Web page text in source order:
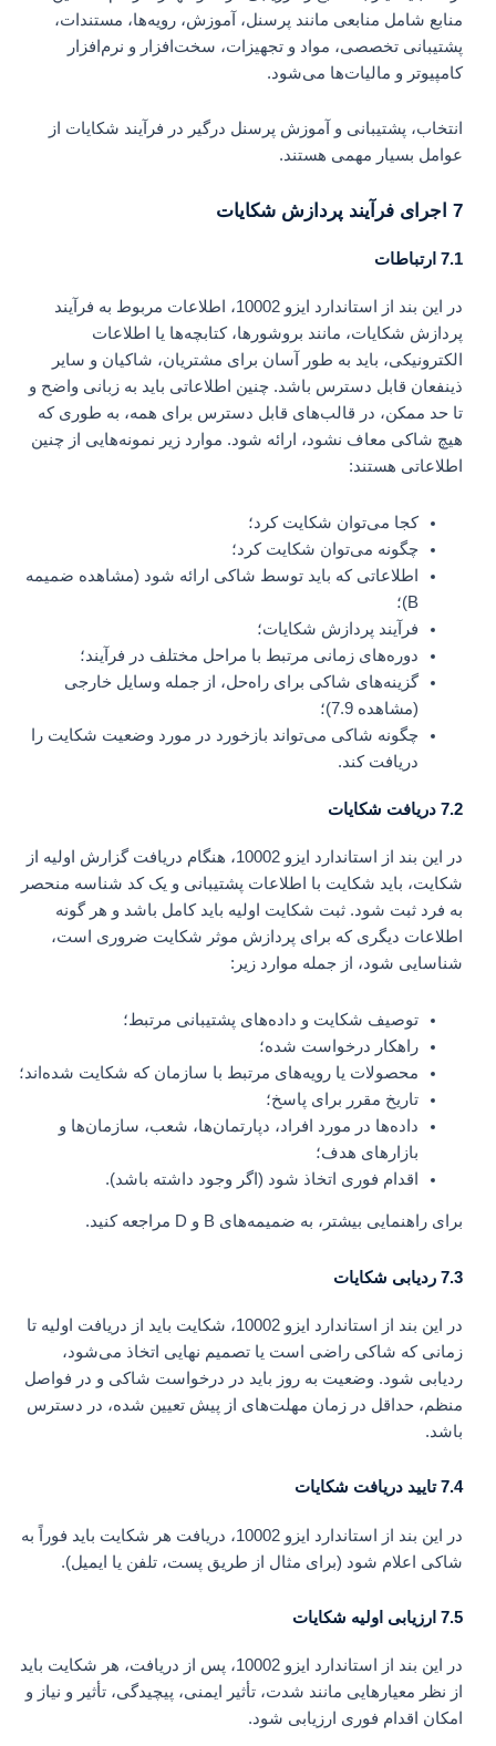
منابع شامل منابعی مانند پرسنل، آموزش، رویه‌ها، مستندات،
پشتیبانی تخصصی، مواد و تجهیزات، سخت‌افزار و نرم‌افزار
کامپیوتر و مالیات‌ها می‌شود.
انتخاب، پشتیبانی و آموزش پرسنل درگیر در فرآیند شکایات از
عوامل بسیار مهمی هستند.
7 اجرای فرآیند پردازش شکایات
7.1 ارتباطات
در این بند از استاندارد ایزو 10002، اطلاعات مربوط به فرآیند
پردازش شکایات، مانند بروشورها، کتابچه‌ها یا اطلاعات
الکترونیکی، باید به طور آسان برای مشتریان، شاکیان و سایر
ذینفعان قابل دسترس باشد. چنین اطلاعاتی باید به زبانی واضح و
تا حد ممکن، در قالب‌های قابل دسترس برای همه، به طوری که
هیچ شاکی معاف نشود، ارائه شود. موارد زیر نمونه‌هایی از چنین
اطلاعاتی هستند:
کجا می‌توان شکایت کرد؛
چگونه می‌توان شکایت کرد؛
اطلاعاتی که باید توسط شاکی ارائه شود (مشاهده ضمیمه
B)؛
فرآیند پردازش شکایات؛
دوره‌های زمانی مرتبط با مراحل مختلف در فرآیند؛
گزینه‌های شاکی برای راه‌حل، از جمله وسایل خارجی
(مشاهده 7.9)؛
چگونه شاکی می‌تواند بازخورد در مورد وضعیت شکایت را
دریافت کند.
7.2 دریافت شکایات
در این بند از استاندارد ایزو 10002، هنگام دریافت گزارش اولیه از
شکایت، باید شکایت با اطلاعات پشتیبانی و یک کد شناسه منحصر
به فرد ثبت شود. ثبت شکایت اولیه باید کامل باشد و هر گونه
اطلاعات دیگری که برای پردازش موثر شکایت ضروری است،
شناسایی شود، از جمله موارد زیر:
توصیف شکایت و داده‌های پشتیبانی مرتبط؛
راهکار درخواست شده؛
محصولات یا رویه‌های مرتبط با سازمان که شکایت شده‌اند؛
تاریخ مقرر برای پاسخ؛
داده‌ها در مورد افراد، دپارتمان‌ها، شعب، سازمان‌ها و
بازارهای هدف؛
اقدام فوری اتخاذ شود (اگر وجود داشته باشد).
برای راهنمایی بیشتر، به ضمیمه‌های B و D مراجعه کنید.
7.3 ردیابی شکایات
در این بند از استاندارد ایزو 10002، شکایت باید از دریافت اولیه تا
زمانی که شاکی راضی است یا تصمیم نهایی اتخاذ می‌شود،
ردیابی شود. وضعیت به روز باید در درخواست شاکی و در فواصل
منظم، حداقل در زمان مهلت‌های از پیش تعیین شده، در دسترس
باشد.
7.4 تایید دریافت شکایات
در این بند از استاندارد ایزو 10002، دریافت هر شکایت باید فوراً به
شاکی اعلام شود (برای مثال از طریق پست، تلفن یا ایمیل).
7.5 ارزیابی اولیه شکایات
در این بند از استاندارد ایزو 10002، پس از دریافت، هر شکایت باید
از نظر معیارهایی مانند شدت، تأثیر ایمنی، پیچیدگی، تأثیر و نیاز و
امکان اقدام فوری ارزیابی شود.